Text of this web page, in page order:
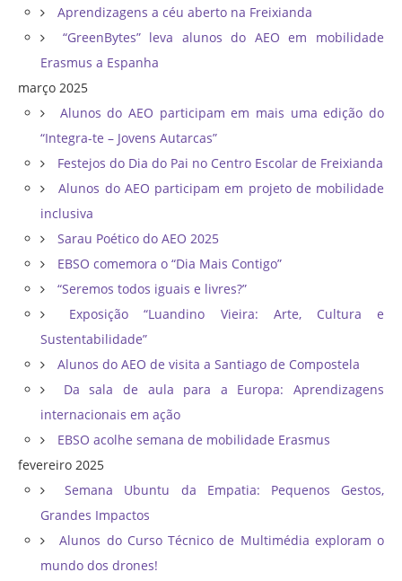
Aprendizagens a céu aberto na Freixianda
“GreenBytes” leva alunos do AEO em mobilidade
Erasmus a Espanha
março 2025
Alunos do AEO participam em mais uma edição do
“Integra-te – Jovens Autarcas”
Festejos do Dia do Pai no Centro Escolar de Freixianda
Alunos do AEO participam em projeto de mobilidade
inclusiva
Sarau Poético do AEO 2025
EBSO comemora o “Dia Mais Contigo”
“Seremos todos iguais e livres?”
Exposição “Luandino Vieira: Arte, Cultura e
Sustentabilidade”
Alunos do AEO de visita a Santiago de Compostela
Da sala de aula para a Europa: Aprendizagens
internacionais em ação
EBSO acolhe semana de mobilidade Erasmus
fevereiro 2025
Semana Ubuntu da Empatia: Pequenos Gestos,
Grandes Impactos
Alunos do Curso Técnico de Multimédia exploram o
mundo dos drones!